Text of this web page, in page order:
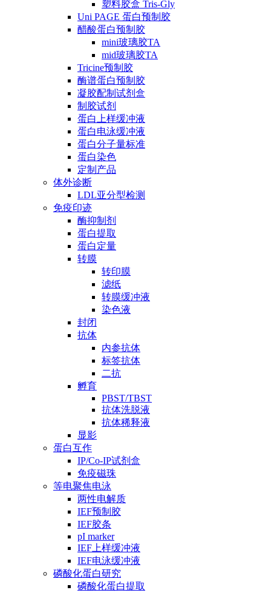
塑料胶盒 Tris-Gly
Uni PAGE 蛋白预制胶
醋酸蛋白预制胶
mini玻璃胶TA
mid玻璃胶TA
Tricine预制胶
酶谱蛋白预制胶
凝胶配制试剂盒
制胶试剂
蛋白上样缓冲液
蛋白电泳缓冲液
蛋白分子量标准
蛋白染色
定制产品
体外诊断
LDL亚分型检测
免疫印迹
酶抑制剂
蛋白提取
蛋白定量
转膜
转印膜
滤纸
转膜缓冲液
染色液
封闭
抗体
内参抗体
标签抗体
二抗
孵育
PBST/TBST
抗体洗脱液
抗体稀释液
显影
蛋白互作
IP/Co-IP试剂盒
免疫磁珠
等电聚焦电泳
两性电解质
IEF预制胶
IEF胶条
pI marker
IEF上样缓冲液
IEF电泳缓冲液
磷酸化蛋白研究
磷酸化蛋白提取